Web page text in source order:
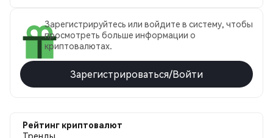
Зарегистрируйтесь или войдите в систему, чтобы
просмотреть больше информации о
криптовалютах.
Зарегистрироваться/Войти
Рейтинг криптовалют
Тренды